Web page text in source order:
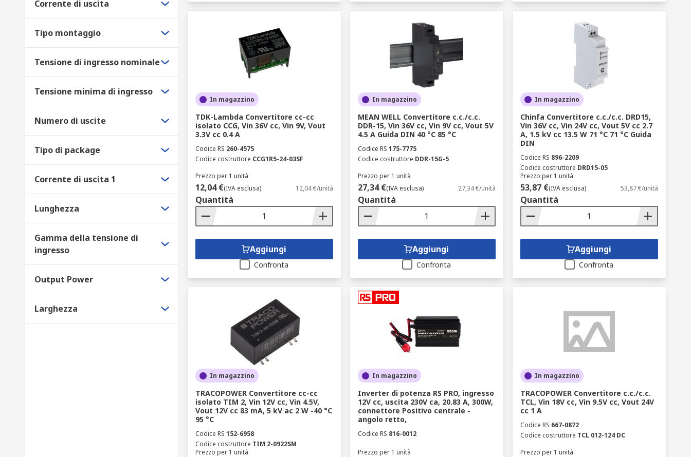
La qualità di un convertitore di corrente è intrinsecamente legata all'autorevolezza del produttore. RS collabora con i leader mondiali per offrire una
nostra linea esclusiva RS PRO. Questa partnership assicura che ogni convertitore di tensione rispetti gli standard ANSI/ESD e le normative di sicurezza
internazionali, offrendo garanzie di durata e precisione. Investire in convertitori di corrente di fascia alta significa ridurre i tempi di fermo macchina e
assicurare una gestione termica ottimale, fondamentale per la longevità di ogni installazione professionale.
Scegliere RS come partner strategico permette di accedere a un inventario completo di convertitori di tensione e convertitori di corrente, pronti per
essere integrati nei vostri progetti più ambiziosi. La nostra expertise tecnica garantisce il supporto necessario per individuare ogni convertitore di
corrente o convertitore di tensione più adatto alle vostre specifiche, assicurando eccellenza operativa e competitività in ogni mercato industriale.
Corrente di uscita
Tipo montaggio
Tensione di ingresso nominale
Tensione minima di ingresso
Numero di uscite
Tipo di package
Corrente di uscita 1
Lunghezza
Gamma della tensione di
ingresso
Output Power
Larghezza
In magazzino
TDK-Lambda Convertitore cc-cc
isolato CCG, Vin 36V cc, Vin 9V, Vout
3.3V cc 0.4 A
Codice RS 260-4575
Codice costruttore CCG1R5-24-03SF
Prezzo per 1 unità
12,04 €(IVA esclusa) 12,04 €/unità
Quantità
Aggiungi
Confronta
In magazzino
MEAN WELL Convertitore c.c./c.c.
DDR-15, Vin 36V cc, Vin 9V cc, Vout 5V
4.5 A Guida DIN 40 °C 85 °C
Codice RS 175-7775
Codice costruttore DDR-15G-5
Prezzo per 1 unità
27,34 €(IVA esclusa) 27,34 €/unità
Quantità
Aggiungi
Confronta
In magazzino
Chinfa Convertitore c.c./c.c. DRD15,
Vin 36V cc, Vin 24V cc, Vout 5V cc 2.7
A, 1.5 kV cc 13.5 W 71 °C 71 °C Guida
DIN
Codice RS 896-2209
Codice costruttore DRD15-05
Prezzo per 1 unità
53,87 €(IVA esclusa) 53,87 €/unità
Quantità
Aggiungi
Confronta
In magazzino
TRACOPOWER Convertitore cc-cc
isolato TIM 2, Vin 12V cc, Vin 4.5V,
Vout 12V cc 83 mA, 5 kV ac 2 W -40 °C
95 °C
Codice RS 152-6958
Codice costruttore TIM 2-0922SM
Prezzo per 1 unità
In magazzino
Inverter di potenza RS PRO, ingresso
12V cc, uscita 230V ca, 20.83 A, 300W,
connettore Positivo centrale -
angolo retto,
Codice RS 816-0012
Prezzo per 1 unità
In magazzino
TRACOPOWER Convertitore c.c./c.c.
TCL, Vin 18V cc, Vin 9.5V cc, Vout 24V
cc 1 A
Codice RS 667-0872
Codice costruttore TCL 012-124 DC
Prezzo per 1 unità